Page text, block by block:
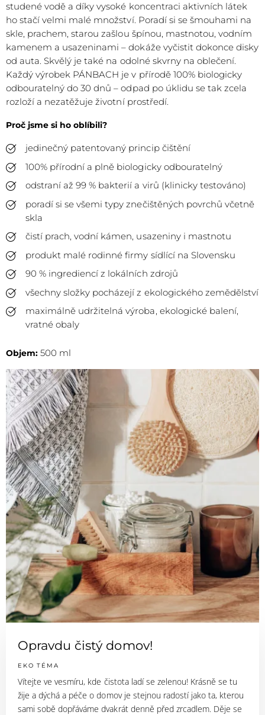
studené vodě a díky vysoké koncentraci aktivních látek
ho stačí velmi malé množství. Poradí si se šmouhami na
skle, prachem, starou zašlou špínou, mastnotou, vodním
kamenem a usazeninami – dokáže vyčistit dokonce disky
od auta. Skvělý je také na odolné skvrny na oblečení.
Každý výrobek PÁNBACH je v přírodě 100% biologicky
odbouratelný do 30 dnů – odpad po úklidu se tak zcela
rozloží a nezatěžuje životní prostředí.
Proč jsme si ho oblíbili?
jedinečný patentovaný princip čištění
100% přírodní a plně biologicky odbouratelný
odstraní až 99 % bakterií a virů (klinicky testováno)
poradí si se všemi typy znečištěných povrchů včetně
skla
čistí prach, vodní kámen, usazeniny i mastnotu
produkt malé rodinné firmy sídlící na Slovensku
90 % ingrediencí z lokálních zdrojů
všechny složky pocházejí z ekologického zemědělství
maximálně udržitelná výroba, ekologické balení,
vratné obaly
Objem: 500 ml
Opravdu čistý domov!
EKO TÉMA
Vítejte ve vesmíru, kde čistota ladí se zelenou! Krásně se tu
žije a dýchá a péče o domov je stejnou radostí jako ta, kterou
sami sobě dopřáváme dvakrát denně před zrcadlem. Děje se